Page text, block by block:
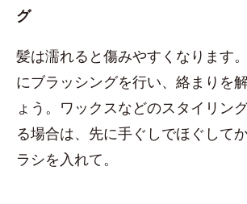
グ
髪は濡れると傷みやすくなります
にブラッシングを行い、絡まりを
ょう。ワックスなどのスタイリン
る場合は、先に手ぐしでほぐして
ラシを入れて。